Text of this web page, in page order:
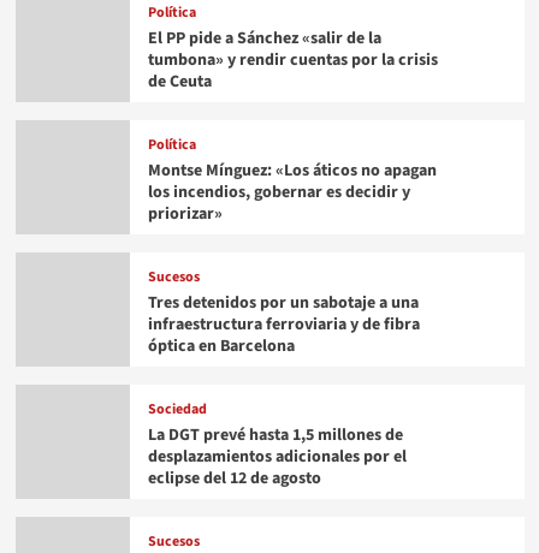
Política
El PP pide a Sánchez «salir de la
tumbona» y rendir cuentas por la crisis
de Ceuta
Política
Montse Mínguez: «Los áticos no apagan
los incendios, gobernar es decidir y
priorizar»
Sucesos
Tres detenidos por un sabotaje a una
infraestructura ferroviaria y de fibra
óptica en Barcelona
Sociedad
La DGT prevé hasta 1,5 millones de
desplazamientos adicionales por el
eclipse del 12 de agosto
Sucesos